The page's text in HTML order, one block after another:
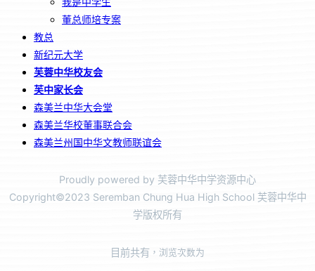
董总师培专案
教总
新纪元大学
芙蓉中华校友会
芙中家长会
森美兰中华大会堂
森美兰华校董事联合会
森美兰州国中华文教师联谊会
Proudly powered by 芙蓉中华中学资源中心
Copyright©2023 Seremban Chung Hua High School 芙蓉中华中
学版权所有
目前共有 ，浏览次数为